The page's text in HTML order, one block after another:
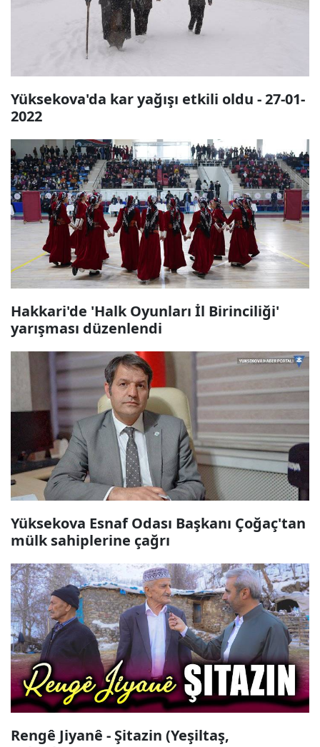
Yüksekova'da kar yağışı etkili oldu - 27-01-
2022
Hakkari'de 'Halk Oyunları İl Birinciliği'
yarışması düzenlendi
Yüksekova Esnaf Odası Başkanı Çoğaç'tan
mülk sahiplerine çağrı
Rengê Jiyanê - Şitazin (Yeşiltaş,